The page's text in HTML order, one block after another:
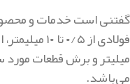
گفتنی است خدمات و
میلیتر و برش قطعات
می‌باشد.